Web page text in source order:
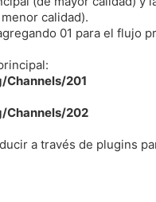
calidad).
01 para el flujo
Channels/201
Channels/202
a través de plugins